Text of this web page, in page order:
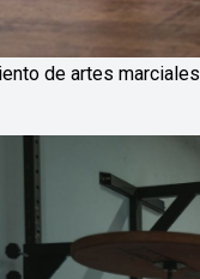
de artes marciales